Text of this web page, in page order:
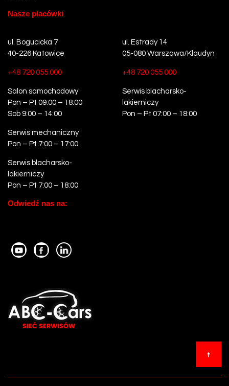
Nasze placówki
ul. Bogucicka 7
40-226 Katowice
+48 720 055 000
Salon samochodowy
Pon – Pt 09:00 – 18:00
Sob 9:00 – 14:00
Serwis mechaniczny
Pon – Pt 7:00 – 17:00
Serwis blacharsko-
lakierniczy
Pon – Pt 7:00 – 18:00
ul. Estrady 14
05-080 Warszawa/Klaudyn
+48 720 055 000
Serwis blacharsko-
lakierniczy
Pon – Pt 07:00 – 18:00
Odwiedź nas na: